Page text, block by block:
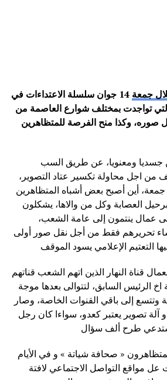
جمعة
14 جوان سلسلة الاعتداءات في
تواجدت بمختلف شوارع العاصمة من
صوره، وكذا منح الفرصة للمتظاهرين
جسديا ومعنويا، عن طريق السب
من اجل محاولة تكسير عتاد التصوير،
أين أصبح بعض أشباه المتظاهرين
العصابة وكل من والاها، يشكلون
عمال ينتمون إلى عامة الشعب،
تحريرهم فقط من أجل نقل صور أولى
قناة النهار الذين اتهم الشعب قناتهم
اخ الرئيس السابق، لتتوالى بعدها موجة
وتتسع إلى باقي القنوات الخاصة، وصار
تصوير يعتبر كعدو، سواءا كان رجل
« صحافة شياتة » و في الأيام
عل مواقع التواصل الاجتماعي لافتة